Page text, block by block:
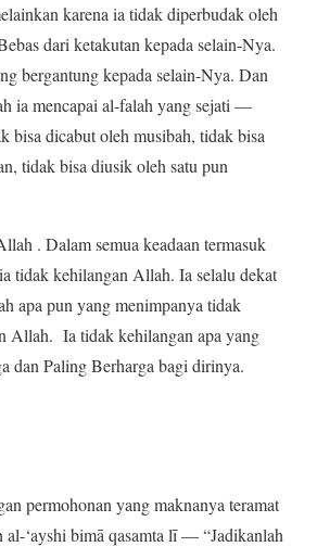
karena ia tidak diperbudak oleh
dari ketakutan kepada selain-Nya.
bergantung kepada selain-Nya. Dan
ia mencapai al-falah yang sejati —
bisa dicabut oleh musibah, tidak bisa
tidak bisa diusik oleh satu pun
. Dalam semua keadaan termasuk
tidak kehilangan Allah. Ia selalu dekat
apa pun yang menimpanya tidak
Allah. Ia tidak kehilangan apa yang
dan Paling Berharga bagi dirinya.
permohonan yang maknanya teramat
‘ayshi bimā qasamta lī — “Jadikanlah